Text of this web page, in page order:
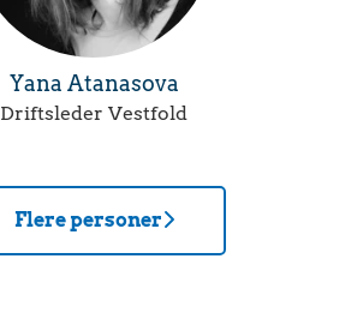
Yana Atanasova
Driftsleder Vestfold
Flere personer